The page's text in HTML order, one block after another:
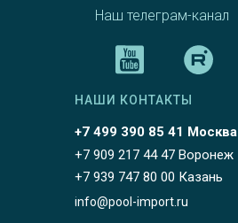
Наш телеграм-канал
+7 499 390 85 41 Москва
НАШИ КОНТАКТЫ
+7 909 217 44 47 Воронеж
+7 939 747 80 00 Казань
info@pool-import.ru